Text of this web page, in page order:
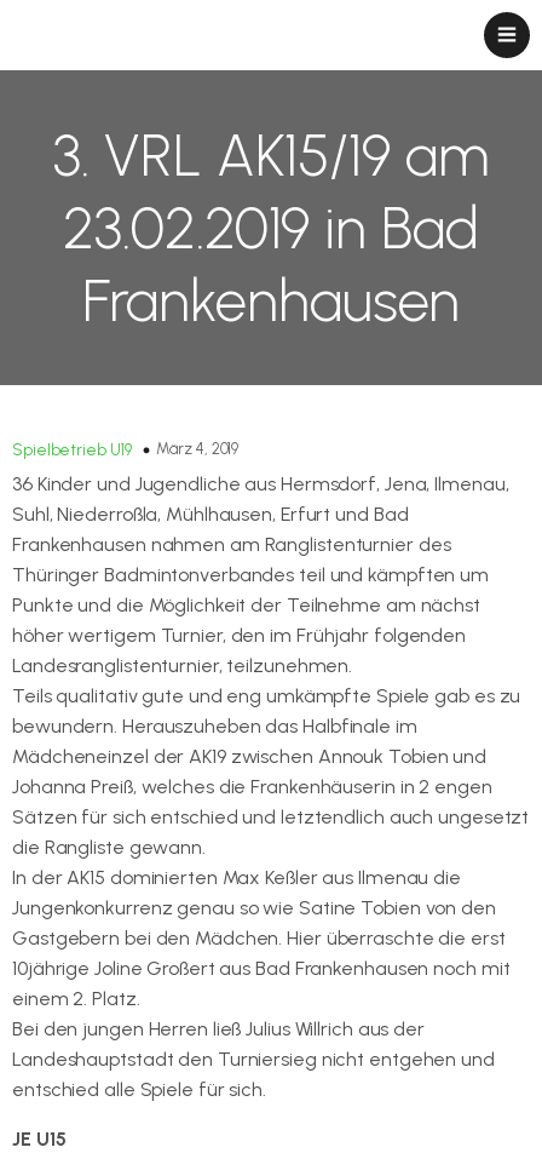
3. VRL AK15/19 am
23.02.2019 in Bad
Frankenhausen
Spielbetrieb U19 März 4, 2019
36 Kinder und Jugendliche aus Hermsdorf, Jena, Ilmenau,
Suhl, Niederroßla, Mühlhausen, Erfurt und Bad
Frankenhausen nahmen am Ranglistenturnier des
Thüringer Badmintonverbandes teil und kämpften um
Punkte und die Möglichkeit der Teilnehme am nächst
höher wertigem Turnier, den im Frühjahr folgenden
Landesranglistenturnier, teilzunehmen.
Teils qualitativ gute und eng umkämpfte Spiele gab es zu
bewundern. Herauszuheben das Halbfinale im
Mädcheneinzel der AK19 zwischen Annouk Tobien und
Johanna Preiß, welches die Frankenhäuserin in 2 engen
Sätzen für sich entschied und letztendlich auch ungesetzt
die Rangliste gewann.
In der AK15 dominierten Max Keßler aus Ilmenau die
Jungenkonkurrenz genau so wie Satine Tobien von den
Gastgebern bei den Mädchen. Hier überraschte die erst
10jährige Joline Großert aus Bad Frankenhausen noch mit
einem 2. Platz.
Bei den jungen Herren ließ Julius Willrich aus der
Landeshauptstadt den Turniersieg nicht entgehen und
entschied alle Spiele für sich.
JE U15